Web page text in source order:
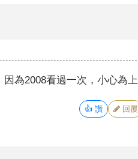
為2008看過一次，小心為上
👍 讚 回覆